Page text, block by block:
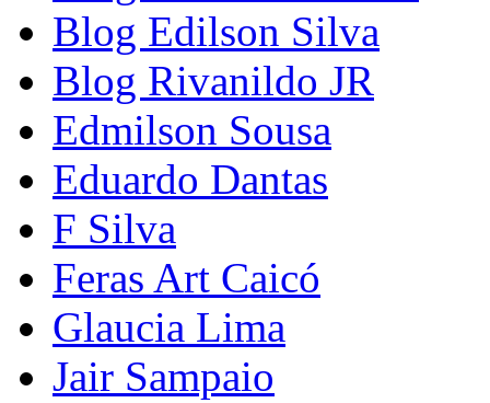
Blog Edilson Silva
Blog Rivanildo JR
Edmilson Sousa
Eduardo Dantas
F Silva
Feras Art Caicó
Glaucia Lima
Jair Sampaio